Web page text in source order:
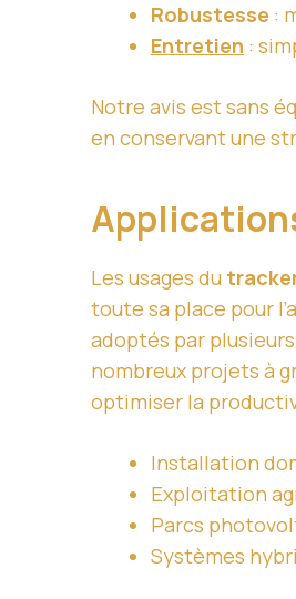
Robustesse :
Entretien :
Notre avis est sans
en conservant une
Les usages du
toute sa place pour
adoptés par
nombreux projets à
optimiser la
Installation
Exploitation
Parcs
Systèmes